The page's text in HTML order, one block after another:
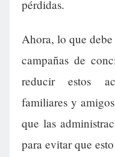
pérdidas.
Ahora, lo que debe
campañas de
reducir estos
familiares y
que las
para evitar que